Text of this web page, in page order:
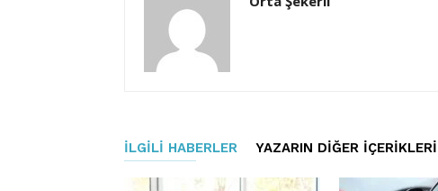
İLGILI HABERLER YAZARIN DIĞER İÇERIKLERI